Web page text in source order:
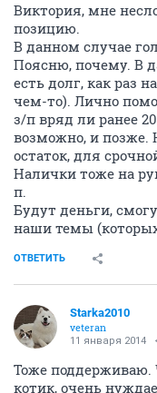
Виктория, мне
позицию.
В данном случае
Поясню, почему. В
есть долг, как раз
чем-то). Лично
з/п вряд ли ранее
возможно, и позже.
остаток, для
Налички тоже на
п.
Будут деньги,
наши темы
ОТВЕТИТЬ
Starka2010
veteran
11 января 2014
Тоже
котик, очень